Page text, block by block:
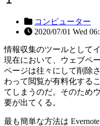
コンピューター
2020/07/01 Wed
情報収集のツールとして
現在において、ウェブペ
ページは往々にして削除
わって閲覧が有料化する
てしまうのだ。そのため
要が出てくる。
最も簡単な方法は